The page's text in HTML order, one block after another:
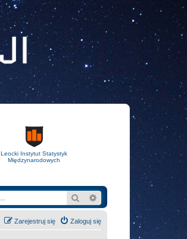
Leocki Instytut Statystyk
Międzynarodowych
Szukaj Wyszukiwanie
Zaloguj się
Zarejestruj się